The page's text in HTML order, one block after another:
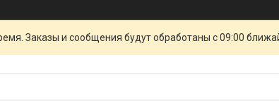
Заказы и сообщения будут обработаны с 09:00